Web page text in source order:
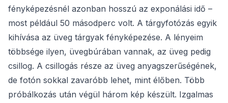
fényképezésnél azonban hosszú az exponálási idő –
most például 50 másodperc volt. A tárgyfotózás egyik
kihívása az üveg tárgyak fényképezése. A lényeim
többsége ilyen, üvegbúrában vannak, az üveg pedig
csillog. A csillogás része az üveg anyagszerűségének,
de fotón sokkal zavaróbb lehet, mint élőben. Több
próbálkozás után végül három kép készült. Izgalmas